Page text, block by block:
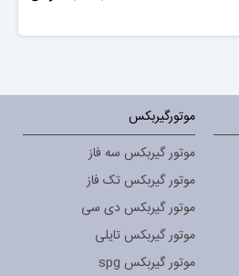
موتورگیربکس
موتور گیربکس سه فاز
موتور گیربکس تک فاز
موتور گیربکس دی سی
موتور گیربکس تایلی
موتور گیربکس spg